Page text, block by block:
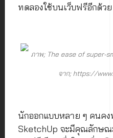
ทดลองใช้บนเว็บฟรีอีกด้วย
ภาพ; The ease of super-
จาก; https://
นักออกแบบหลาย ๆ คนคง
SketchUp จะมีคุณลักษ